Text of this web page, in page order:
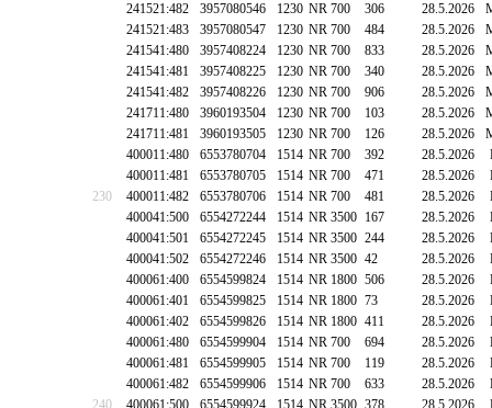
241521:482
3957080546 1230 NR 700 306 28.5.2026
241521:483
3957080547 1230 NR 700 484 28.5.2026
241541:480
3957408224 1230 NR 700 833 28.5.2026
241541:481
3957408225 1230 NR 700 340 28.5.2026
241541:482
3957408226 1230 NR 700 906 28.5.2026
241711:480
3960193504 1230 NR 700 103 28.5.2026
241711:481
3960193505 1230 NR 700 126 28.5.2026
400011:480
6553780704 1514 NR 700 392 28.5.2026
400011:481
6553780705 1514 NR 700 471 28.5.2026
230
400011:482 6553780706 1514 NR 700 481 28.5.2026
400041:500
6554272244 1514 NR 3500 167 28.5.2026
400041:501
6554272245 1514 NR 3500 244 28.5.2026
400041:502
6554272246 1514 NR 3500 42 28.5.2026
400061:400
6554599824 1514 NR 1800 506 28.5.2026
400061:401
6554599825 1514 NR 1800 73 28.5.2026
400061:402
6554599826 1514 NR 1800 411 28.5.2026
400061:480
6554599904 1514 NR 700 694 28.5.2026
400061:481
6554599905 1514 NR 700 119 28.5.2026
400061:482
6554599906 1514 NR 700 633 28.5.2026
240
400061:500 6554599924 1514 NR 3500 378 28.5.2026